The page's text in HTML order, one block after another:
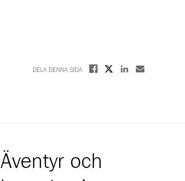
DELA DENNA SIDA Dela på Facebook
Dela på XDela på Linkedin
Dela med E-post
Äventyr och